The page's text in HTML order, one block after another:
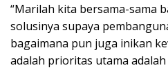
“Marilah kita bersama-sama
solusinya supaya
bagaimana pun juga inikan
adalah prioritas utama